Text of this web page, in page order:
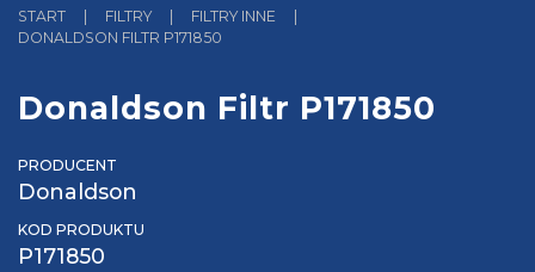
START | FILTRY | FILTRY INNE
|
DONALDSON FILTR P171850
Donaldson Filtr P171850
PRODUCENT
Donaldson
KOD PRODUKTU
P171850